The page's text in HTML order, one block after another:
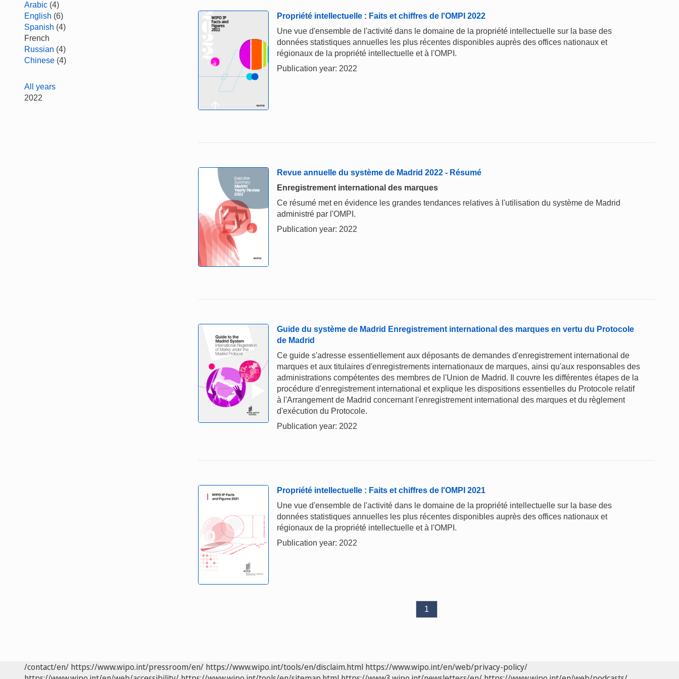
Arabic (4)
English (6)
Spanish (4)
French
Russian (4)
Chinese (4)
All years
2022
Propriété intellectuelle : Faits et chiffres de l'OMPI 2022
Une vue d'ensemble de l'activité dans le domaine de la propriété intellectuelle sur la base des
données statistiques annuelles les plus récentes disponibles auprès des offices nationaux et
régionaux de la propriété intellectuelle et à l'OMPI.
Publication year: 2022
Revue annuelle du système de Madrid 2022 - Résumé
Enregistrement international des marques
Ce résumé met en évidence les grandes tendances relatives à l'utilisation du système de Madrid
administré par l'OMPI.
Publication year: 2022
Guide du système de Madrid Enregistrement international des marques en vertu du Protocole
de Madrid
Ce guide s'adresse essentiellement aux déposants de demandes d'enregistrement international de
marques et aux titulaires d'enregistrements internationaux de marques, ainsi qu'aux responsables des
administrations compétentes des membres de l'Union de Madrid. Il couvre les différentes étapes de la
procédure d'enregistrement international et explique les dispositions essentielles du Protocole relatif
à l'Arrangement de Madrid concernant l'enregistrement international des marques et du règlement
d'exécution du Protocole.
Publication year: 2022
Propriété intellectuelle : Faits et chiffres de l'OMPI 2021
Une vue d'ensemble de l'activité dans le domaine de la propriété intellectuelle sur la base des
données statistiques annuelles les plus récentes disponibles auprès des offices nationaux et
régionaux de la propriété intellectuelle et à l'OMPI.
Publication year: 2022
1
/contact/en/ https://www.wipo.int/pressroom/en/ https://www.wipo.int/tools/en/disclaim.html https://www.wipo.int/en/web/privacy-policy/